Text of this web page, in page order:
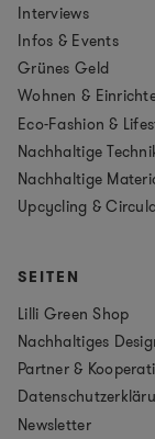
Interviews
Infos & Events
Grünes Geld
Wohnen &
Eco-Fashion &
Nachhaltige
Nachhaltige
Upcycling &
SEITEN
Lilli Green Shop
Nachhaltiges
Partner &
Newsletter